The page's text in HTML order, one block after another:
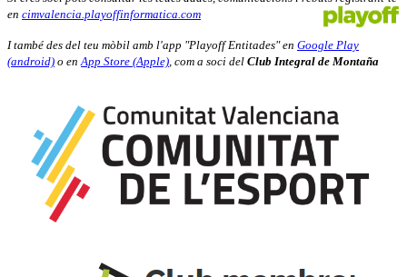
en cimvalencia.playoffinformatica.com
I també des del teu mòbil amb l'app "Playoff Entitades" en Google Play
(android) o enApp Store (Apple), com a soci del Club Integral de Montaña